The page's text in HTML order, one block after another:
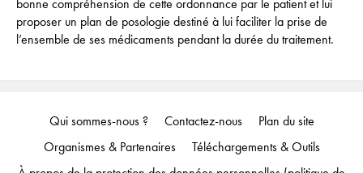
bonne compréhension de cette ordonnance par le patient et lui
proposer un plan de posologie destiné à lui faciliter la prise de
l’ensemble de ses médicaments pendant la durée du traitement.
Qui sommes-nous ? Contactez-nous
Plan du site
Organismes & Partenaires
Téléchargements & Outils